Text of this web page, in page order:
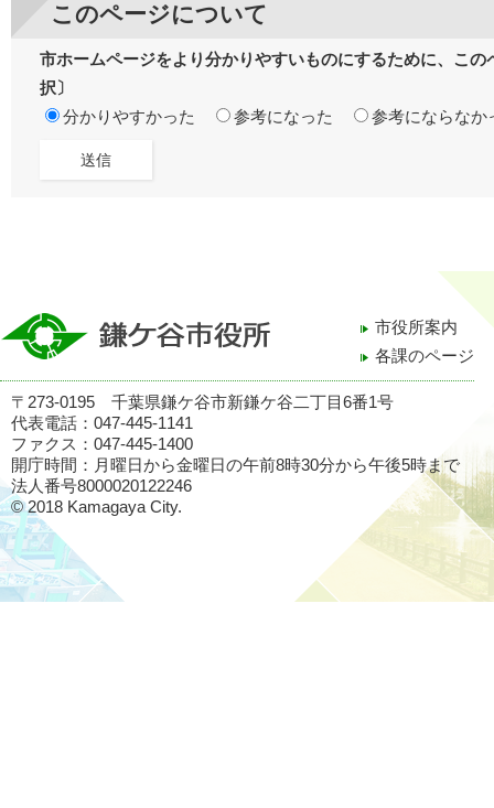
このページについて
市ホームページをより分かりやすいものにするために、こ
択〕
分かりやすかった
参考になった 参考にならなか
市役所案内
各課のページ
〒273-0195 千葉県鎌ケ谷市新鎌ケ谷二丁目6番1号
代表電話：047-445-1141
ファクス：047-445-1400
開庁時間：月曜日から金曜日の午前8時30分から午後5時まで
法人番号8000020122246
© 2018 Kamagaya City.